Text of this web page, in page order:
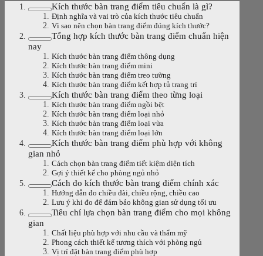
Kích thước bàn trang điểm tiêu chuẩn là gì?
Định nghĩa và vai trò của kích thước tiêu chuẩn
Vì sao nên chọn bàn trang điểm đúng kích thước?
Tổng hợp kích thước bàn trang điểm chuẩn hiện
nay
Kích thước bàn trang điểm thông dụng
Kích thước bàn trang điểm mini
Kích thước bàn trang điểm treo tường
Kích thước bàn trang điểm kết hợp tủ trang trí
Kích thước bàn trang điểm theo từng loại
Kích thước bàn trang điểm ngồi bệt
Kích thước bàn trang điểm loại nhỏ
Kích thước bàn trang điểm loại vừa
Kích thước bàn trang điểm loại lớn
Kích thước bàn trang điểm phù hợp với không
gian nhỏ
Cách chọn bàn trang điểm tiết kiệm diện tích
Gợi ý thiết kế cho phòng ngủ nhỏ
Cách đo kích thước bàn trang điểm chính xác
Hướng dẫn đo chiều dài, chiều rộng, chiều cao
Lưu ý khi đo để đảm bảo không gian sử dụng tối ưu
Tiêu chí lựa chọn bàn trang điểm cho mọi không
gian
Chất liệu phù hợp với nhu cầu và thẩm mỹ
Phong cách thiết kế tương thích với phòng ngủ
Vị trí đặt bàn trang điểm phù hợp